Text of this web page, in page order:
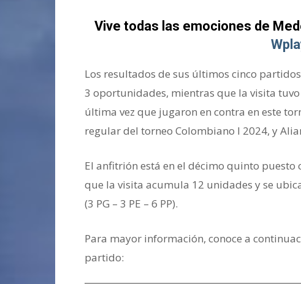
Vive todas las emociones de
Los resultados de sus últimos cinco
3 oportunidades, mientras que la visita
última vez que jugaron en contra en este
regular del torneo Colombiano I 2024, y
El anfitrión está en el décimo quinto puesto
que la visita acumula 12 unidades y se
(3 PG – 3 PE – 6 PP).
Para mayor información, conoce a
partido: